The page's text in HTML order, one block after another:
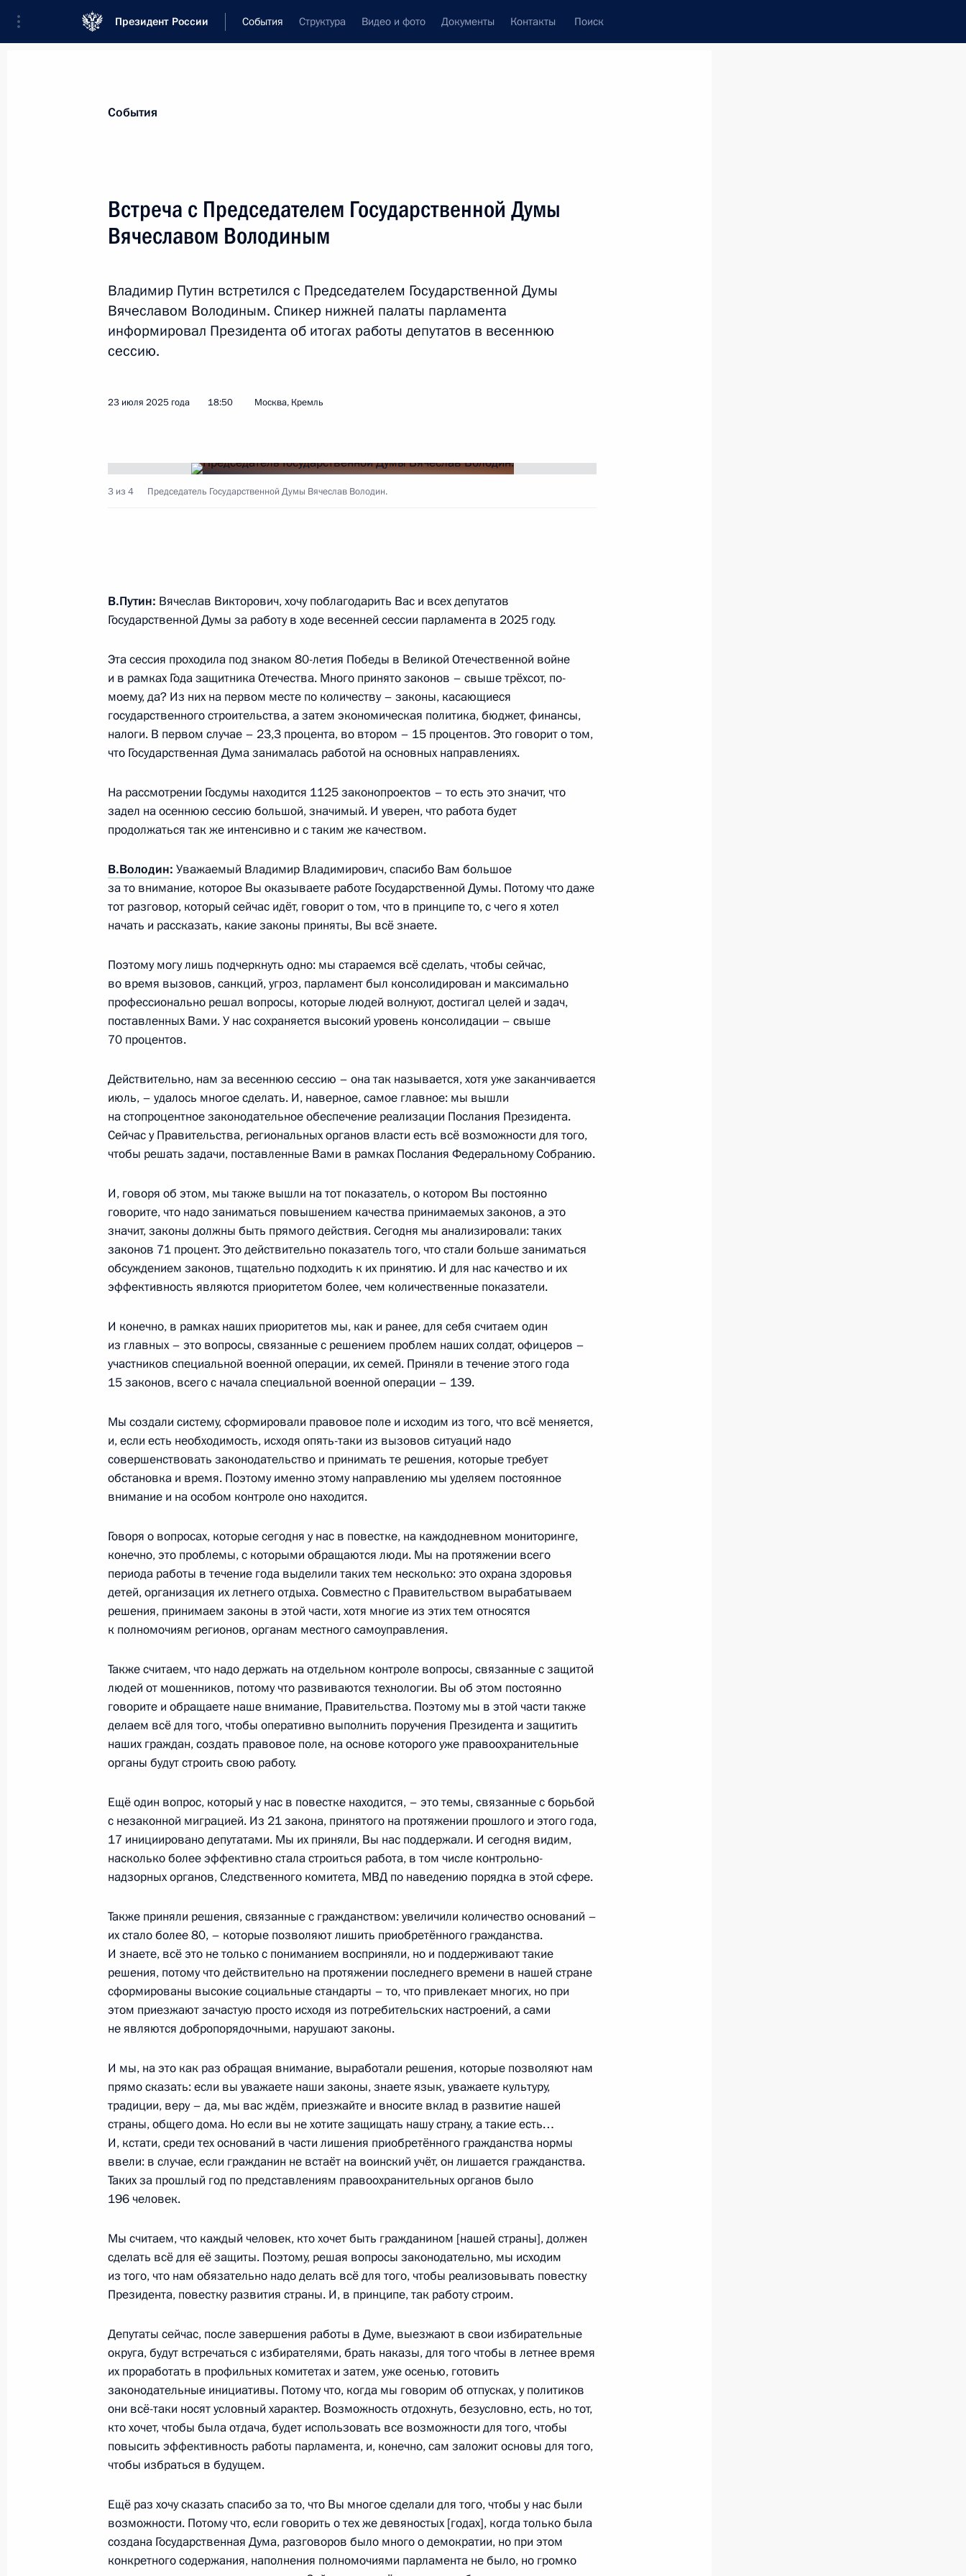
Президент России События Структура Видео и фото Документы Контакты Поиск
Новости
30 июля 2025 года, среда
Лаоса Тхонглуном Сисулитом
30 июля 2025 года, 15:00
30 июля 2025 года, 14:05 Москва, Кремль
29 июля 2025 года, вторник
Встреча с председателем правления Сбербанка Германом
28 июля 2025 года, понедельник
Биньямином Нетаньяху
28 июля 2025 года, 18:30
Встреча с губернатором Ставропольского края Владимиром
28 июля 2025 года, 13:55 Москва, Кремль
Владимир Путин посетил Кронштадт
27 июля 2025 года, 17:10 Кронштадт
11 6м
Посещение Санкт-Петербургского морского технического
университета
27 июля 2025 года, 15:35 Санкт-Петербург
Оперативное учение «Июльский шторм»
27 июля 2025 года, 12:55 Санкт-Петербург
25 июля 2025 года, пятница
Матвиенко
25 июля 2025 года, 17:30 Москва, Кремль
25 июля 2025 года, 16:00 Москва, Кремль
Видеообращение по случаю Дня сотрудника органов следствия
24 июля 2025 года, четверг
Встреча с Андреем Костиным и Андреем Пучковым
Встреча с губернатором Архангельской области Александром
Цыбульским
24 июля 2025 года, 19:30 Северодвинск
Совещание по развитию подводных сил ВМФ
24 июля 2025 года, 17:30
4
Церемония подъёма флага на атомном крейсере «Князь
Пожарский»
24 июля 2025 года, 16:45 Северодвинск
15
Прощание с Ириной Подносовой
Телефонный разговор с Президентом Узбекистана Шавкатом
Мирзиёевым
24 июля 2025 года, 11:35
Встреча с Председателем Государственной Думы Вячеславом
Володиным
23 июля 2025 года, 18:50 Москва, Кремль
Совещание с членами Правительства
23 июля 2025 года, 17:15 Москва, Кремль
22 июля 2025 года, вторник
22 июля 2025 года, 14:00 Москва, Кремль
События
Встреча с Председателем Государственной Думы
Вячеславом Володиным
Владимир Путин встретился с Председателем Государственной Думы
Вячеславом Володиным. Спикер нижней палаты парламента
информировал Президента об итогах работы депутатов в весеннюю
сессию.
23 июля 2025 года 18:50 Москва, Кремль
3 из 4 Председатель Государственной Думы Вячеслав Володин.
В.Путин: Вячеслав Викторович, хочу поблагодарить Вас и всех депутатов
Государственной Думы за работу в ходе весенней сессии парламента в 2025 году.
Эта сессия проходила под знаком 80-летия Победы в Великой Отечественной войне
и в рамках Года защитника Отечества. Много принято законов – свыше трёхсот, по-
моему, да? Из них на первом месте по количеству – законы, касающиеся
государственного строительства, а затем экономическая политика, бюджет, финансы,
налоги. В первом случае – 23,3 процента, во втором – 15 процентов. Это говорит о том,
что Государственная Дума занималась работой на основных направлениях.
На рассмотрении Госдумы находится 1125 законопроектов – то есть это значит, что
задел на осеннюю сессию большой, значимый. И уверен, что работа будет
продолжаться так же интенсивно и с таким же качеством.
В.Володин: Уважаемый Владимир Владимирович, спасибо Вам большое
за то внимание, которое Вы оказываете работе Государственной Думы. Потому что даже
тот разговор, который сейчас идёт, говорит о том, что в принципе то, с чего я хотел
начать и рассказать, какие законы приняты, Вы всё знаете.
Поэтому могу лишь подчеркнуть одно: мы стараемся всё сделать, чтобы сейчас,
во время вызовов, санкций, угроз, парламент был консолидирован и максимально
профессионально решал вопросы, которые людей волнуют, достигал целей и задач,
поставленных Вами. У нас сохраняется высокий уровень консолидации – свыше
70 процентов.
Действительно, нам за весеннюю сессию – она так называется, хотя уже заканчивается
июль, – удалось многое сделать. И, наверное, самое главное: мы вышли
на стопроцентное законодательное обеспечение реализации Послания Президента.
Сейчас у Правительства, региональных органов власти есть всё возможности для того,
чтобы решать задачи, поставленные Вами в рамках Послания Федеральному Собранию.
И, говоря об этом, мы также вышли на тот показатель, о котором Вы постоянно
говорите, что надо заниматься повышением качества принимаемых законов, а это
значит, законы должны быть прямого действия. Сегодня мы анализировали: таких
законов 71 процент. Это действительно показатель того, что стали больше заниматься
обсуждением законов, тщательно подходить к их принятию. И для нас качество и их
эффективность являются приоритетом более, чем количественные показатели.
И конечно, в рамках наших приоритетов мы, как и ранее, для себя считаем один
из главных – это вопросы, связанные с решением проблем наших солдат, офицеров –
участников специальной военной операции, их семей. Приняли в течение этого года
15 законов, всего с начала специальной военной операции – 139.
Мы создали систему, сформировали правовое поле и исходим из того, что всё меняется,
и, если есть необходимость, исходя опять-таки из вызовов ситуаций надо
совершенствовать законодательство и принимать те решения, которые требует
обстановка и время. Поэтому именно этому направлению мы уделяем постоянное
внимание и на особом контроле оно находится.
Говоря о вопросах, которые сегодня у нас в повестке, на каждодневном мониторинге,
конечно, это проблемы, с которыми обращаются люди. Мы на протяжении всего
периода работы в течение года выделили таких тем несколько: это охрана здоровья
детей, организация их летнего отдыха. Совместно с Правительством вырабатываем
решения, принимаем законы в этой части, хотя многие из этих тем относятся
к полномочиям регионов, органам местного самоуправления.
Также считаем, что надо держать на отдельном контроле вопросы, связанные с защитой
людей от мошенников, потому что развиваются технологии. Вы об этом постоянно
говорите и обращаете наше внимание, Правительства. Поэтому мы в этой части также
делаем всё для того, чтобы оперативно выполнить поручения Президента и защитить
наших граждан, создать правовое поле, на основе которого уже правоохранительные
органы будут строить свою работу.
Ещё один вопрос, который у нас в повестке находится, – это темы, связанные с борьбой
с незаконной миграцией. Из 21 закона, принятого на протяжении прошлого и этого года,
17 инициировано депутатами. Мы их приняли, Вы нас поддержали. И сегодня видим,
насколько более эффективно стала строиться работа, в том числе контрольно-
надзорных органов, Следственного комитета, МВД по наведению порядка в этой сфере.
Также приняли решения, связанные с гражданством: увеличили количество оснований –
их стало более 80, – которые позволяют лишить приобретённого гражданства.
И знаете, всё это не только с пониманием восприняли, но и поддерживают такие
решения, потому что действительно на протяжении последнего времени в нашей стране
сформированы высокие социальные стандарты – то, что привлекает многих, но при
этом приезжают зачастую просто исходя из потребительских настроений, а сами
не являются добропорядочными, нарушают законы.
И мы, на это как раз обращая внимание, выработали решения, которые позволяют нам
прямо сказать: если вы уважаете наши законы, знаете язык, уважаете культуру,
традиции, веру – да, мы вас ждём, приезжайте и вносите вклад в развитие нашей
страны, общего дома. Но если вы не хотите защищать нашу страну, а такие есть…
И, кстати, среди тех оснований в части лишения приобретённого гражданства нормы
ввели: в случае, если гражданин не встаёт на воинский учёт, он лишается гражданства.
Таких за прошлый год по представлениям правоохранительных органов было
196 человек.
Мы считаем, что каждый человек, кто хочет быть гражданином [нашей страны], должен
сделать всё для её защиты. Поэтому, решая вопросы законодательно, мы исходим
из того, что нам обязательно надо делать всё для того, чтобы реализовывать повестку
Президента, повестку развития страны. И, в принципе, так работу строим.
Депутаты сейчас, после завершения работы в Думе, выезжают в свои избирательные
округа, будут встречаться с избирателями, брать наказы, для того чтобы в летнее время
их проработать в профильных комитетах и затем, уже осенью, готовить
законодательные инициативы. Потому что, когда мы говорим об отпусках, у политиков
они всё-таки носят условный характер. Возможность отдохнуть, безусловно, есть, но тот,
кто хочет, чтобы была отдача, будет использовать все возможности для того, чтобы
повысить эффективность работы парламента, и, конечно, сам заложит основы для того,
чтобы избраться в будущем.
Ещё раз хочу сказать спасибо за то, что Вы многое сделали для того, чтобы у нас были
возможности. Потому что, если говорить о тех же девяностых [годах], когда только была
создана Государственная Дума, разговоров было много о демократии, но при этом
конкретного содержания, наполнения полномочиями парламента не было, но громко